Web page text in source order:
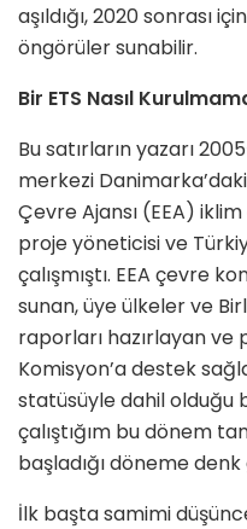
aşıldığı, 2020 sonrası
öngörüler sunabilir.
Bir ETS Nasıl
Bu satırların yazarı
merkezi
Çevre Ajansı (EEA)
proje yöneticisi ve
çalışmıştı. EEA çevre
sunan, üye ülkeler ve
raporları hazırlayan
Komisyon’a destek
statüsüyle dahil olduğu
çalıştığım bu dönem
başladığı döneme
İlk başta samimi